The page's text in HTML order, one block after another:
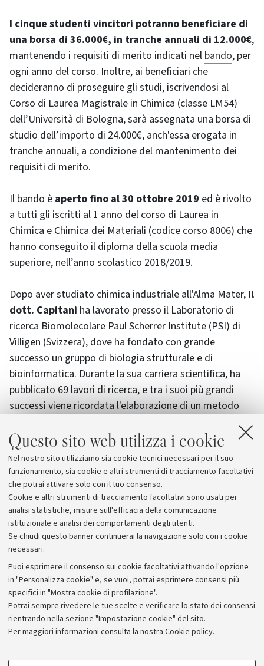
Questo sito web utilizza i cookie
Nel nostro sito utilizziamo sia cookie tecnici necessari per il suo
funzionamento, sia cookie e altri strumenti di tracciamento facoltativi
che potrai attivare solo con il tuo consenso.
Cookie e altri strumenti di tracciamento facoltativi sono usati per
analisi statistiche, misure sull'efficacia della comunicazione
istituzionale e analisi dei comportamenti degli utenti.
Se chiudi questo banner continuerai la navigazione solo con i cookie
necessari.
Puoi esprimere il consenso sui cookie facoltativi attivando l'opzione
in "Personalizza cookie" e, se vuoi, potrai esprimere consensi più
specifici in "Mostra cookie di profilazione".
Potrai sempre rivedere le tue scelte e verificare lo stato dei consensi
rientrando nella sezione "Impostazione cookie" del sito.
Per maggiori informazioni consulta la nostra Cookie policy.
I cinque studenti vincitori potranno beneficiare di
una borsa di 36.000€, in tranche annuali di 12.000€,
mantenendo i requisiti di merito indicati nel bando, per
ogni anno del corso. Inoltre, ai beneficiari che
decideranno di proseguire gli studi, iscrivendosi al
Corso di Laurea Magistrale in Chimica (classe LM54)
dell’Università di Bologna, sarà assegnata una borsa di
studio dell’importo di 24.000€, anch'essa erogata in
tranche annuali, a condizione del mantenimento dei
requisiti di merito.
Il bando è aperto fino al 30 ottobre 2019 ed è rivolto
a tutti gli iscritti al 1 anno del corso di Laurea in
Chimica e Chimica dei Materiali (codice corso 8006) che
hanno conseguito il diploma della scuola media
superiore, nell’anno scolastico 2018/2019.
Dopo aver studiato chimica industriale all'Alma Mater, il
dott. Capitani ha lavorato presso il Laboratorio di
ricerca Biomolecolare Paul Scherrer Institute (PSI) di
Villigen (Svizzera), dove ha fondato con grande
successo un gruppo di biologia strutturale e di
bioinformatica. Durante la sua carriera scientifica, ha
pubblicato 69 lavori di ricerca, e tra i suoi più grandi
successi viene ricordata l'elaborazione di un metodo
per predire il contatto tra proteina e proteina (EPPIC)
per il quale ricevette, nel contesto del programma "Big
Data" del fondo nazionale, un incentivo sostanzioso per
il progetto "A Big Data approach to discovery in
structural biology".
Archivio
Comunicati stampa
Redazione
Rassegna stampa